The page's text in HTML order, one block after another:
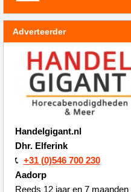
Adverteerder
Handelgigant.nl
Dhr. Elferink
+31 (0)546 700 230
Aadorp
Reeds 12 jaar en 7